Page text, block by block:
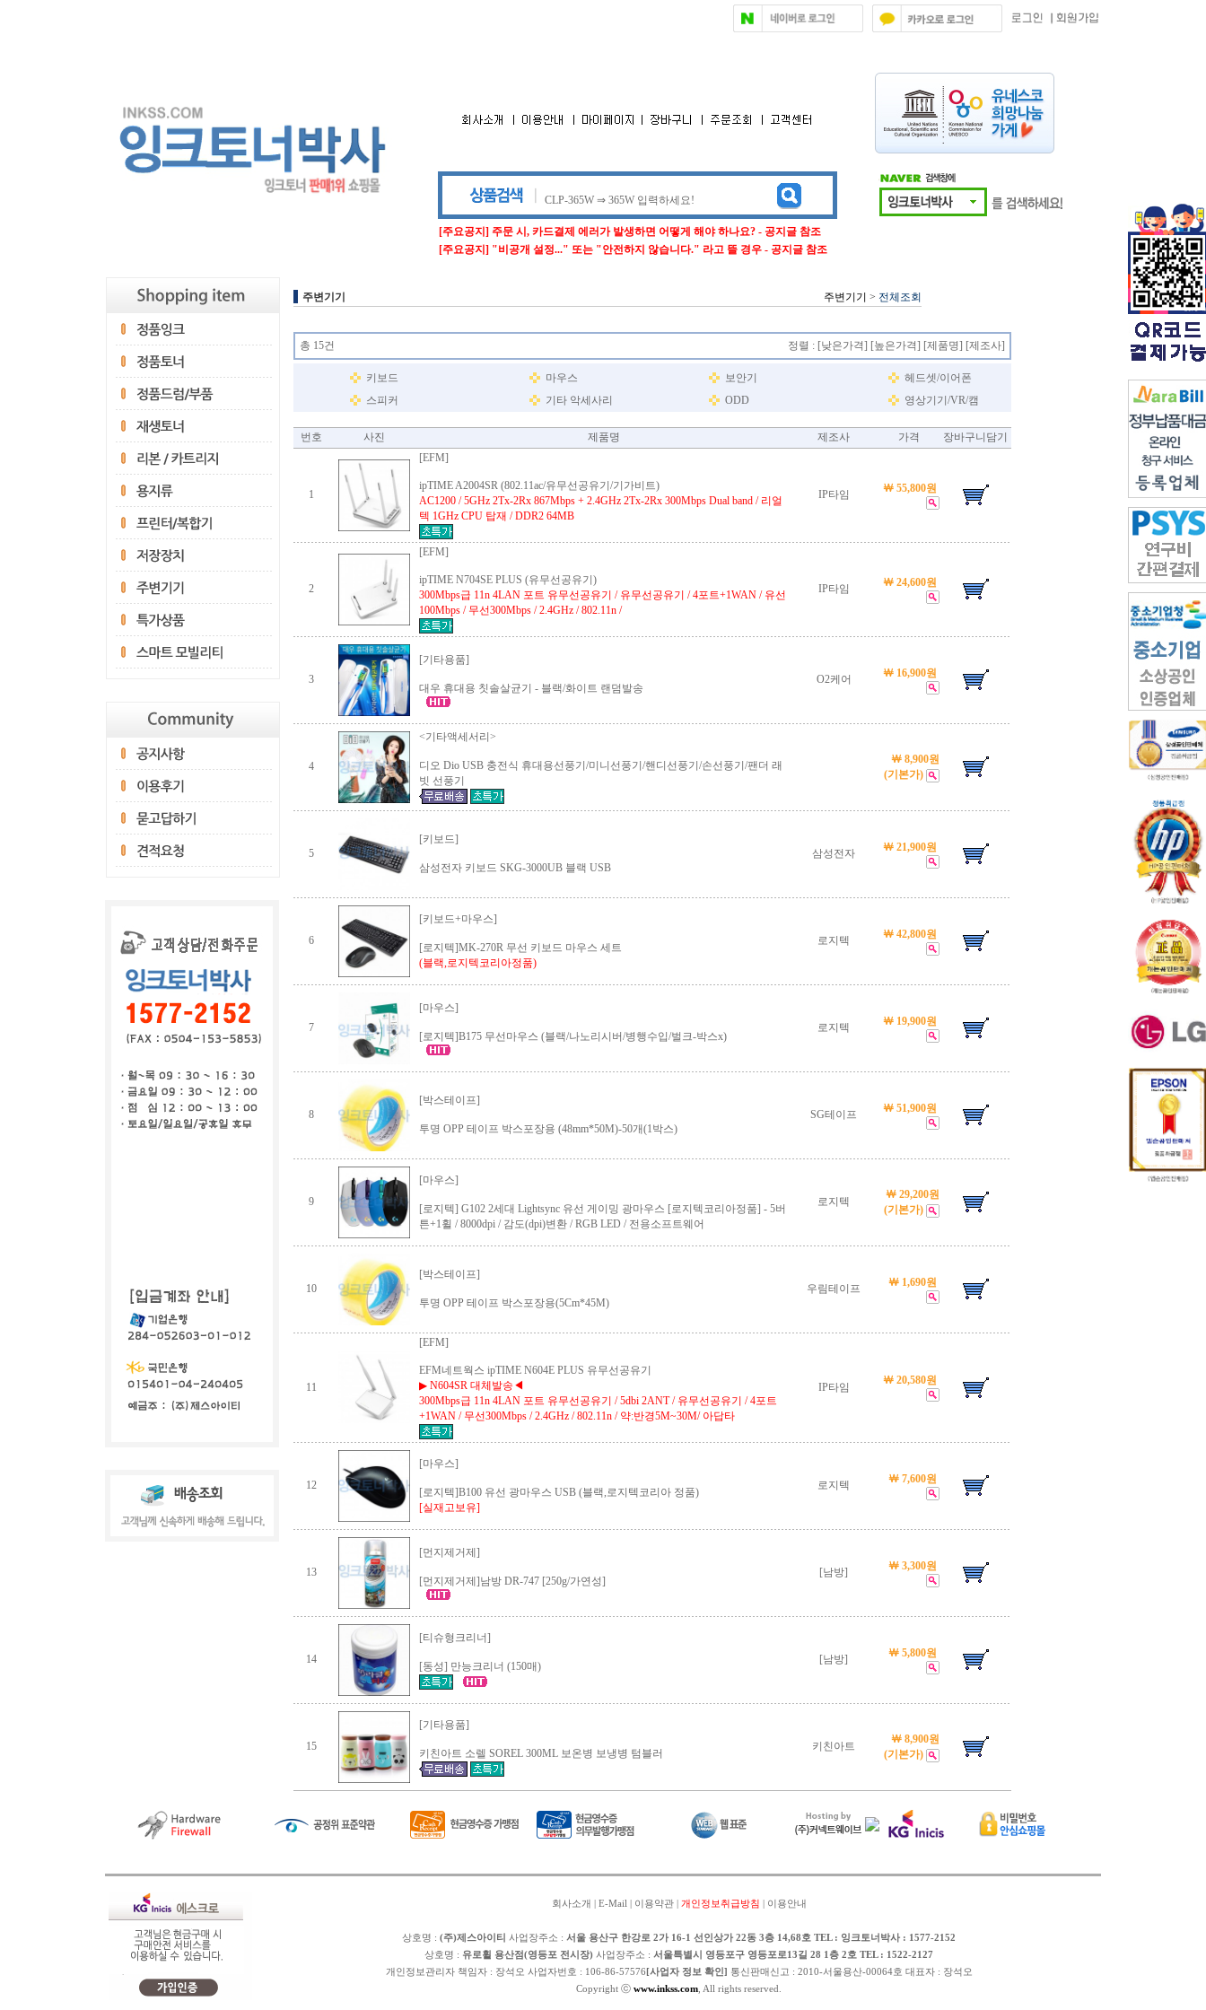
[주요공지] 주문 시, 카드결제 에러가 발생하면 어떻게 해야 하나요? - 공지글 참조
[주요공지] "비공개 설정..." 또는 "안전하지 않습니다." 라고 뜰 경우 - 공지글 참조
주변기기 주변기기 > 전체조회
총 15건 정렬 : [낮은가격] [높은가격] [제품명] [제조사]
키보드 마우스 보안기
헤드셋/이어폰
스피커
기타 악세사리 ODD 영상기기/VR/캠
번호 사진 제품명 제조사 가격 장바구니담기
1
[EFM]
ipTIME A2004SR (802.11ac/유무선공유기/기가비트)
AC1200 / 5GHz 2Tx-2Rx 867Mbps + 2.4GHz 2Tx-2Rx 300Mbps Dual band / 리얼
텍 1GHz CPU 탑재 / DDR2 64MB
IP타임 ￦ 55,800원
2
[EFM]
ipTIME N704SE PLUS (유무선공유기)
300Mbps급 11n 4LAN 포트 유무선공유기 / 유무선공유기 / 4포트+1WAN / 유선
100Mbps / 무선300Mbps / 2.4GHz / 802.11n /
IP타임 ￦ 24,600원
3
[기타용품]
대우 휴대용 칫솔살균기 - 블랙/화이트 랜덤발송
O2케어 ￦ 16,900원
4
<기타액세서리>
디오 Dio USB 충전식 휴대용선풍기/미니선풍기/핸디선풍기/손선풍기/팬더 래
빗 선풍기
￦ 8,900원
(기본가)
5
[키보드]
삼성전자 키보드 SKG-3000UB 블랙 USB
삼성전자 ￦ 21,900원
6
[키보드+마우스]
[로지텍]MK-270R 무선 키보드 마우스 세트
(블랙,로지텍코리아정품)
로지텍 ￦ 42,800원
7
[마우스]
[로지텍]B175 무선마우스 (블랙/나노리시버/병행수입/벌크-박스x)
로지텍 ￦ 19,900원
8
[박스테이프]
투명 OPP 테이프 박스포장용 (48mm*50M)-50개(1박스)
SG테이프 ￦ 51,900원
9
[마우스]
[로지텍] G102 2세대 Lightsync 유선 게이밍 광마우스 [로지텍코리아정품] - 5버
튼+1휠 / 8000dpi / 감도(dpi)변환 / RGB LED / 전용소프트웨어
로지텍
￦ 29,200원
(기본가)
10
[박스테이프]
투명 OPP 테이프 박스포장용(5Cm*45M)
우림테이프 ￦ 1,690원
11
[EFM]
EFM네트웍스 ipTIME N604E PLUS 유무선공유기
▶ N604SR 대체발송◀
300Mbps급 11n 4LAN 포트 유무선공유기 / 5dbi 2ANT / 유무선공유기 / 4포트
+1WAN / 무선300Mbps / 2.4GHz / 802.11n / 약:반경5M~30M/ 아답타
IP타임
￦ 20,580원
12
[마우스]
[로지텍]B100 유선 광마우스 USB (블랙,로지텍코리아 정품)
[실재고보유]
로지텍 ￦ 7,600원
13
[먼지제거제]
[먼지제거제]남방 DR-747 [250g/가연성]
[남방] ￦ 3,300원
14
[티슈형크리너]
[동성] 만능크리너 (150매)
[남방] ￦ 5,800원
15
[기타용품]
키친아트 소렐 SOREL 300ML 보온병 보냉병 텀블러
키친아트
￦ 8,900원
(기본가)
회사소개 E-Mail 이용약관| 개인정보취급방침 이용안내
상호명 : (주)제스아이티 사업장주소 : 서울 용산구 한강로 2가 16-1 선인상가 22동 3층 14,68호 TEL : 잉크토너박사 : 1577-2152
상호명 : 유로휠 용산점(영등포 전시장) 사업장주소 : 서울특별시 영등포구 영등포로13길 28 1층 2호 TEL : 1522-2127
개인정보관리자 책임자 : 장석오 사업자번호 : 106-86-57576 [사업자 정보 확인] 통신판매신고 : 2010-서울용산-00064호 대표자 : 장석오
Copyright ⓒ www.inkss.com , All rights reserved.